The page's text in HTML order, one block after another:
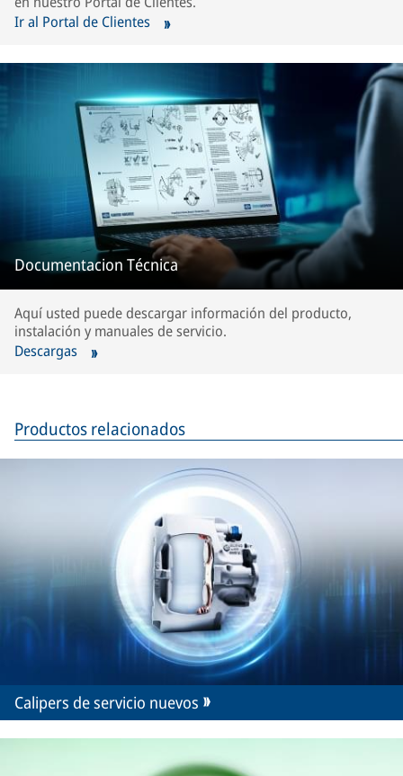
Ir al Portal de Clientes
Documentacion Técnica
Aquí usted puede descargar información del producto,
instalación y manuales de servicio.
Descargas
Productos relacionados
Calipers de servicio nuevos